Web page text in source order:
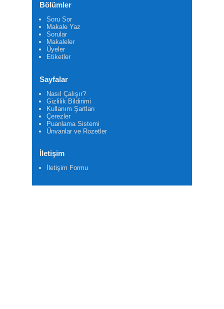
Bölümler
Soru Sor
Makale Yaz
Sorular
Makaleler
Üyeler
Etiketler
Sayfalar
Nasıl Çalışır?
Gizlilik Bildirimi
Kullanım Şartları
Çerezler
Puanlama Sistemi
Ünvanlar ve Rozetler
İletişim
İletişim Formu